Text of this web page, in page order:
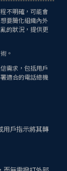
不明確，可能會
要簡化組織內外
的狀況，提供更
。
需求，包括用戶
適合的電話總機
用戶指示將其轉